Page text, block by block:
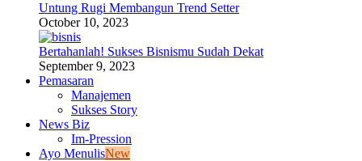
Untung Rugi Membangun Trend Setter
October 10, 2023
Bertahanlah! Sukses Bisnismu Sudah Dekat
September 9, 2023
Pemasaran
Manajemen
Sukses Story
News Biz
Im-Pression
Ayo MenulisNew